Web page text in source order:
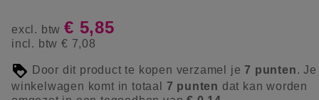
excl. btw € 5,85
incl. btw € 7,08
Door dit product te kopen verzamel je7 punten. Je
winkelwagen komt in totaal 7 punten dat kan worden